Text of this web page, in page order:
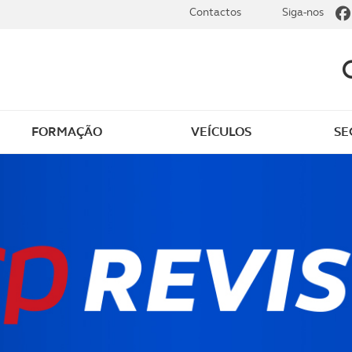
FORMAÇÃO VEÍCULOS
Contactos Siga-nos